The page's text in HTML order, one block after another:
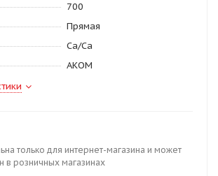
700
Прямая
Ca/Ca
АКОМ
только для интернет-магазина и может
в розничных магазинах